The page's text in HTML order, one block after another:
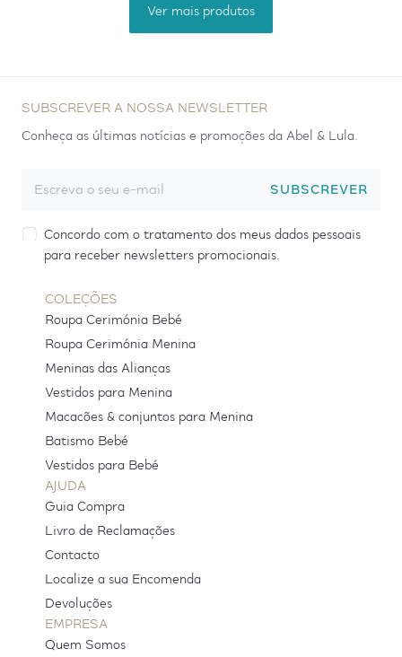
Ver mais produtos
SUBSCREVER A NOSSA NEWSLETTER
Conheça as últimas notícias e promoções da Abel & Lula.
SUBSCREVER
Concordo com o tratamento dos meus dados pessoais
para receber newsletters promocionais.
COLEÇÕES
Roupa Cerimónia Bebé
Roupa Cerimónia Menina
Meninas das Alianças
Vestidos para Menina
Macacões & conjuntos para Menina
Batismo Bebé
Vestidos para Bebé
AJUDA
Guia Compra
Livro de Reclamações
Contacto
Localize a sua Encomenda
Devoluções
EMPRESA
Quem Somos